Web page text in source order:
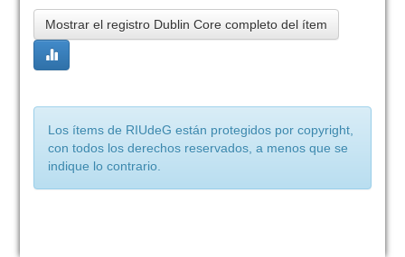
Mostrar el registro Dublin Core completo del ítem
Los ítems de RIUdeG están protegidos por copyright,
con todos los derechos reservados, a menos que se
indique lo contrario.